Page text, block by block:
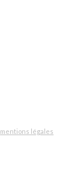
mentions légales